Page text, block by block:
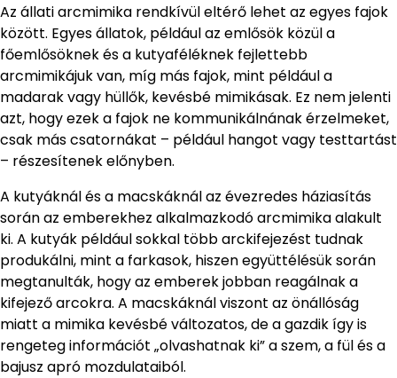
Az állati arcmimika rendkívül eltérő lehet az egyes fajok
között. Egyes állatok, például az emlősök közül a
főemlősöknek és a kutyaféléknek fejlettebb
arcmimikájuk van, míg más fajok, mint például a
madarak vagy hüllők, kevésbé mimikásak. Ez nem jelenti
azt, hogy ezek a fajok ne kommunikálnának érzelmeket,
csak más csatornákat – például hangot vagy testtartást
– részesítenek előnyben.
A kutyáknál és a macskáknál az évezredes háziasítás
során az emberekhez alkalmazkodó arcmimika alakult
ki. A kutyák például sokkal több arckifejezést tudnak
produkálni, mint a farkasok, hiszen együttélésük során
megtanulták, hogy az emberek jobban reagálnak a
kifejező arcokra. A macskáknál viszont az önállóság
miatt a mimika kevésbé változatos, de a gazdik így is
rengeteg információt „olvashatnak ki” a szem, a fül és a
bajusz apró mozdulataiból.